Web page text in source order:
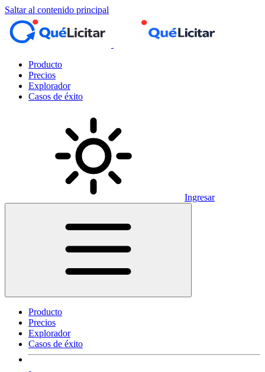
Saltar al contenido principal
Producto
Precios
Explorador
Casos de éxito
Ingresar
Producto
Precios
Explorador
Casos de éxito